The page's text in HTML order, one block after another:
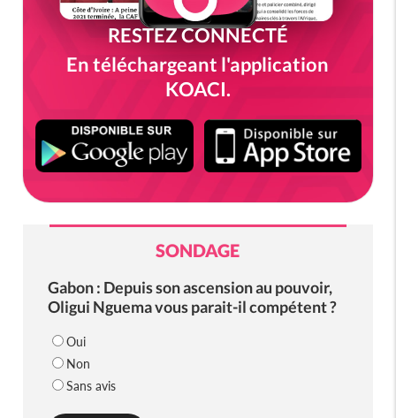
RESTEZ CONNECTÉ
En téléchargeant l'application
KOACI.
SONDAGE
Gabon : Depuis son ascension au pouvoir,
Oligui Nguema vous parait-il compétent ?
Oui
Non
Sans avis